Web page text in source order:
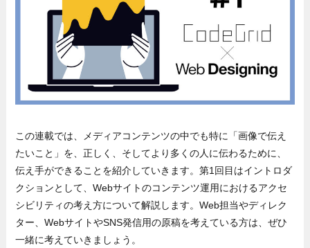
この連載では、メディアコンテンツの中でも特に「画像で伝え
たいこと」を、正しく、そしてより多くの人に伝わるために、
伝え手ができることを紹介していきます。第1回目はイントロダ
クションとして、Webサイトのコンテンツ運用におけるアクセ
シビリティの考え方について解説します。Web担当やディレク
ター、WebサイトやSNS発信用の原稿を考えている方は、ぜひ
一緒に考えていきましょう。